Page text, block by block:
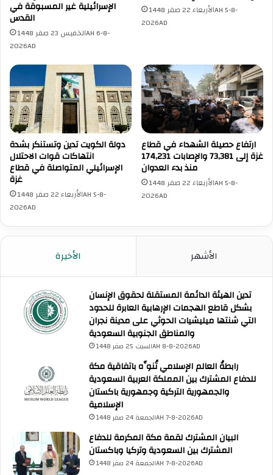
ف
ي
غ
ة
س
ت
م
ر
ا
ر
ل
ح
ر
ب
ل
و
ي
ن
ا
ح
ن
ف
ي
م
خ
ي
م
ا
ل
ن
ي
الإسرائيلية غير المسبوقة في
القدس
الخميس 23 صفر 1448AH 6-8-
2026AD
الأربعاء 22 صفر 1448AH 5-8-
2026AD
دولة الكويت تدين وتستنكر بشدة
انتهاكات قوات الاحتلال
الإسرائيلي المتواصلة في قطاع
غزة
الأربعاء 22 صفر 1448AH 5-8-
2026AD
ارتفاع حصيلة الشهداء في قطاع
غزة إلى 73,381 والإصابات 174,231
منذ بدء العدوان
الأربعاء 22 صفر 1448AH 5-8-
2026AD
الأخيرة الأشهر
تدين الهيئة الدائمة المستقلة لحقوق الإنسان
بشكل قاطع الهجمات الإرهابية العابرة للحدود
التي شنتها ميليشيات الحوثي على مدينة نجران
والمناطق الجنوبية السعودية
السبت 25 صفر 1448AH 8-8-2026AD
رابطةُ العالم الإسلامي تُنوِّه باتفاقية مكة
للدفاع المشترك بين المملكة العربية السعودية
والجمهورية التركية وجمهورية باكستان
الإسلامية
الجمعة 24 صفر 1448AH 7-8-2026AD
البيان المشترك لقمة مكة المكرمة للدفاع
المشترك بين السعودية وتركيا وباكستان
الجمعة 24 صفر 1448AH 7-8-2026AD